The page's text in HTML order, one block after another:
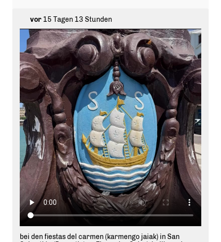
vor15 Tagen 13 Stunden
bei den fiestas del carmen (karmengo jaiak) in San